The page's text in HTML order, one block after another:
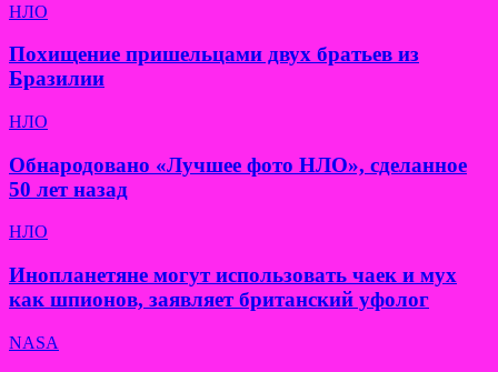
НЛО
Похищение пришельцами двух братьев из
Бразилии
НЛО
Обнародовано «Лучшее фото НЛО», сделанное
50 лет назад
НЛО
Инопланетяне могут использовать чаек и мух
как шпионов, заявляет британский уфолог
NASA